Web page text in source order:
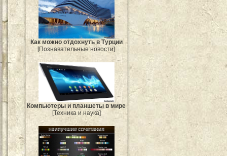
Как можно отдохнуть в Турции
[Познавательные новости]
Компьютеры и планшеты в мире
[Техника и наука]